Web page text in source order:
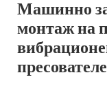
Машинно
монтаж на